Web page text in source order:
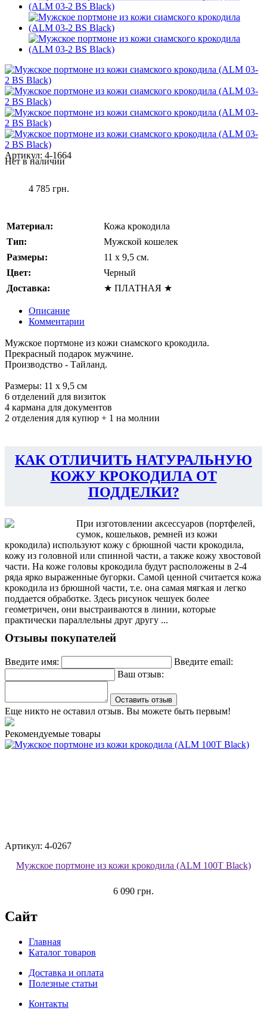
Артикул: 4-1664
Нет в наличии
4 785 грн.
Материал:
Кожа крокодила
Тип:
Мужской кошелек
Размеры:
11 x 9,5 см.
Цвет:
Черный
Доставка:
★ ПЛАТНАЯ ★
Описание
Комментарии
Мужское портмоне из кожи сиамского крокодила.
Прекрасный подарок мужчине.
Производство - Тайланд.
Размеры: 11 x 9,5 см
6 отделений для визиток
4 кармана для документов
2 отделения для купюр + 1 на молнии
КАК ОТЛИЧИТЬ НАТУРАЛЬНУЮ
КОЖУ КРОКОДИЛА ОТ
ПОДДЕЛКИ?
При изготовлении аксессуаров (портфелей,
сумок, кошельков, ремней из кожи
крокодила) используют кожу с брюшной части крокодила,
кожу из головной или спинной части, а также кожу хвостовой
части. На коже головы крокодила будут расположены в 2-4
ряда ярко выраженные бугорки. Самой ценной считается кожа
крокодила из брюшной части, т.е. она самая мягкая и легко
поддается обработке. Здесь рисунок чешуек более
геометричен, они выстраиваются в линии, которые
практически параллельны друг другу ...
Отзывы покупателей
Введите имя:
Введите email:
Ваш отзыв:
Оставить отзыв
Еще никто не оставил отзыв. Вы можете быть первым!
Рекомендуемые товары
Артикул: 4-0267
Мужское портмоне из кожи крокодила (ALM 100T Black)
6 090 грн.
Сайт
Главная
Каталог товаров
Доставка и оплата
Полезные статьи
Контакты